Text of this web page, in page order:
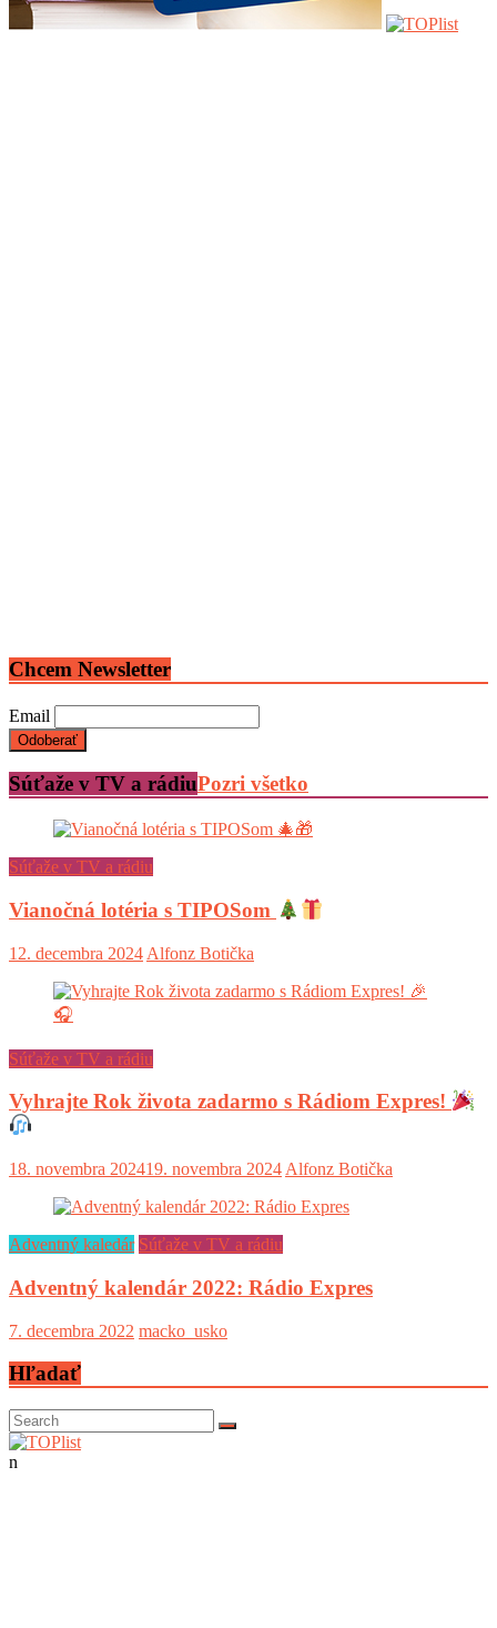
Chcem Newsletter
Email
Súťaže v TV a rádiuPozri všetko
Súťaže v TV a rádiu
Vianočná lotéria s TIPOSom
12. decembra 2024 Alfonz Botička
Súťaže v TV a rádiu
Vyhrajte Rok života zadarmo s Rádiom Expres!
18. novembra 202419. novembra 2024 Alfonz Botička
Adventný kaledár Súťaže v TV a rádiu
Adventný kalendár 2022: Rádio Expres
7. decembra 2022 macko_usko
Hľadať
n